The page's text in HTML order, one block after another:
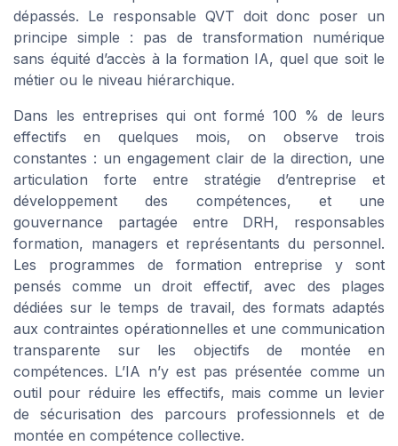
dépassés. Le responsable QVT doit donc poser un
principe simple : pas de transformation numérique
sans équité d’accès à la formation IA, quel que soit le
métier ou le niveau hiérarchique.
Dans les entreprises qui ont formé 100 % de leurs
effectifs en quelques mois, on observe trois
constantes : un engagement clair de la direction, une
articulation forte entre stratégie d’entreprise et
développement des compétences, et une
gouvernance partagée entre DRH, responsables
formation, managers et représentants du personnel.
Les programmes de formation entreprise y sont
pensés comme un droit effectif, avec des plages
dédiées sur le temps de travail, des formats adaptés
aux contraintes opérationnelles et une communication
transparente sur les objectifs de montée en
compétences. L’IA n’y est pas présentée comme un
outil pour réduire les effectifs, mais comme un levier
de sécurisation des parcours professionnels et de
montée en compétence collective.